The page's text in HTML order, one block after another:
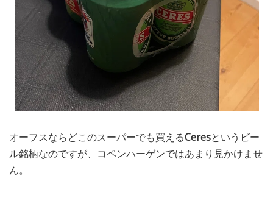
オーフスならどこのスーパーでも買えるCeresというビー
ル銘柄なのですが、コペンハーゲンではあまり見かけませ
ん。